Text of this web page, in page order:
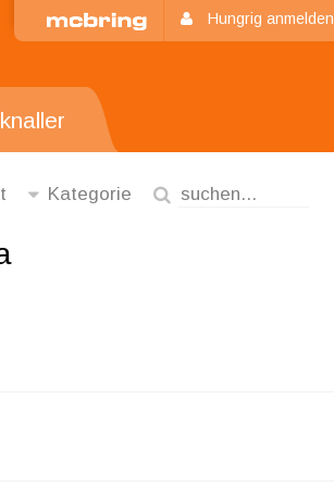
Hungrig anmelden
Kategorie